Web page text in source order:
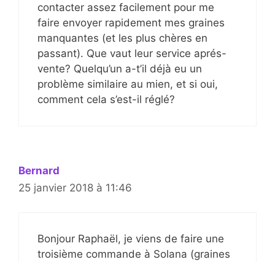
contacter assez facilement pour me
faire envoyer rapidement mes graines
manquantes (et les plus chères en
passant). Que vaut leur service aprés-
vente? Quelqu’un a-t’il déjà eu un
problème similaire au mien, et si oui,
comment cela s’est-il réglé?
Bernard
25 janvier 2018 à 11:46
Bonjour Raphaël, je viens de faire une
troisième commande à Solana (graines